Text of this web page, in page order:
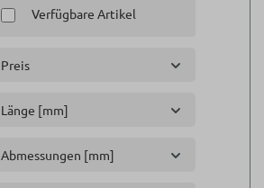
Verfügbare Artikel
Preis
Länge [mm]
Abmessungen [mm]